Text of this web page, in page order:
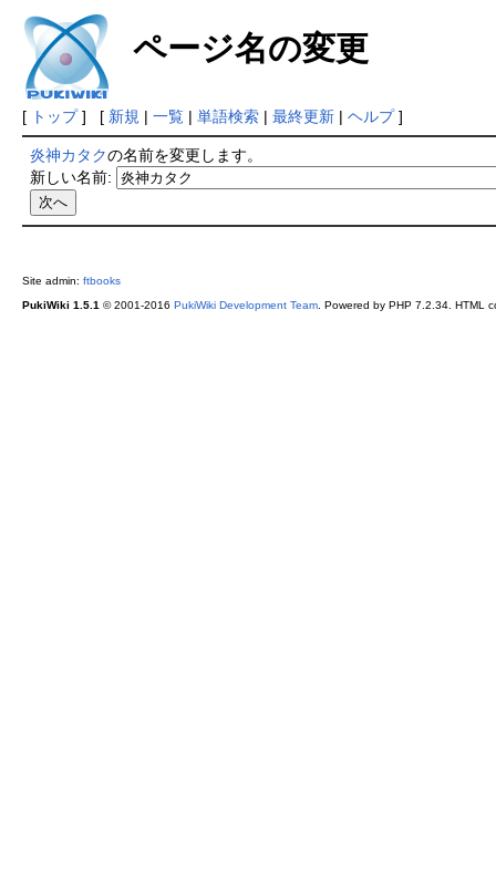
ページ名の変更
[ トップ] [ 新規 | 一覧| 単語検索| 最終更新| ヘルプ]
炎神カタクの名前を変更します。
新しい名前:
Site admin: ftbooks
PukiWiki 1.5.1 © 2001-2016 PukiWiki Development Team. Powered by PHP 7.2.34. HTML